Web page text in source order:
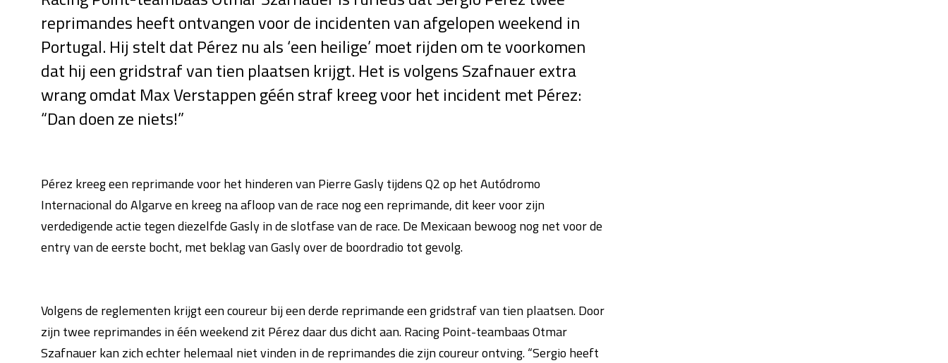
reprimandes heeft ontvangen voor de incidenten van afgelopen weekend in
Portugal. Hij stelt dat Pérez nu als ‘een heilige’ moet rijden om te voorkomen
dat hij een gridstraf van tien plaatsen krijgt. Het is volgens Szafnauer extra
wrang omdat Max Verstappen géén straf kreeg voor het incident met Pérez:
“Dan doen ze niets!”
Pérez kreeg een reprimande voor het hinderen van Pierre Gasly tijdens Q2 op het Autódromo
Internacional do Algarve en kreeg na afloop van de race nog een reprimande, dit keer voor zijn
verdedigende actie tegen diezelfde Gasly in de slotfase van de race. De Mexicaan bewoog nog net voor de
entry van de eerste bocht, met beklag van Gasly over de boordradio tot gevolg.
Volgens de reglementen krijgt een coureur bij een derde reprimande een gridstraf van tien plaatsen. Door
zijn twee reprimandes in één weekend zit Pérez daar dus dicht aan. Racing Point-teambaas Otmar
Szafnauer kan zich echter helemaal niet vinden in de reprimandes die zijn coureur ontving. “Sergio heeft